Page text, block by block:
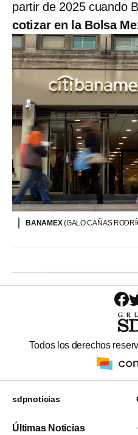
partir de 2025 cuando
cotizar en la Bolsa
BANAMEX(GALO CAÑAS
Todos los derechos
sdpnoticias
Últimas Noticias